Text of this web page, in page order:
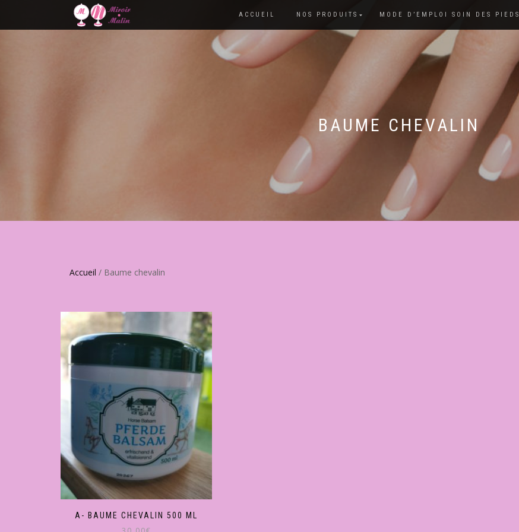
ACCUEIL NOS PRODUITS MODE D’EMPLOI SOIN DES PIEDS
BAUME CHEVALIN
Accueil / Baume chevalin
A- BAUME CHEVALIN 500 ML